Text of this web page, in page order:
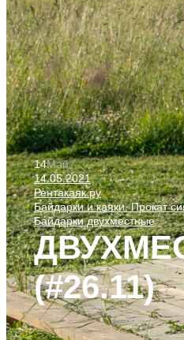
14Май
14.05.2021
Рентакаяк.ру
Байдарки и каяки. Прокат
Байдарки двухместные
(#26.11)